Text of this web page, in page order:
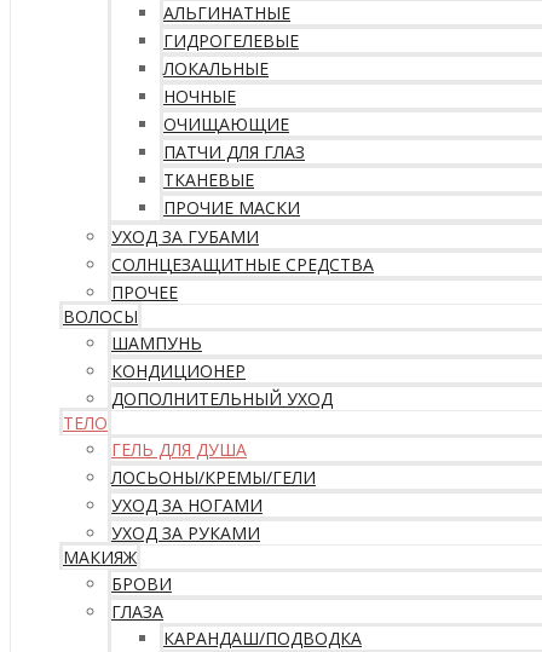
АЛЬГИНАТНЫЕ
ГИДРОГЕЛЕВЫЕ
ЛОКАЛЬНЫЕ
НОЧНЫЕ
ОЧИЩАЮЩИЕ
ПАТЧИ ДЛЯ ГЛАЗ
ТКАНЕВЫЕ
ПРОЧИЕ МАСКИ
УХОД ЗА ГУБАМИ
СОЛНЦЕЗАЩИТНЫЕ СРЕДСТВА
ПРОЧЕЕ
ВОЛОСЫ
ШАМПУНЬ
КОНДИЦИОНЕР
ДОПОЛНИТЕЛЬНЫЙ УХОД
ТЕЛО
ГЕЛЬ ДЛЯ ДУША
ЛОСЬОНЫ/КРЕМЫ/ГЕЛИ
УХОД ЗА НОГАМИ
УХОД ЗА РУКАМИ
МАКИЯЖ
БРОВИ
ГЛАЗА
КАРАНДАШ/ПОДВОДКА